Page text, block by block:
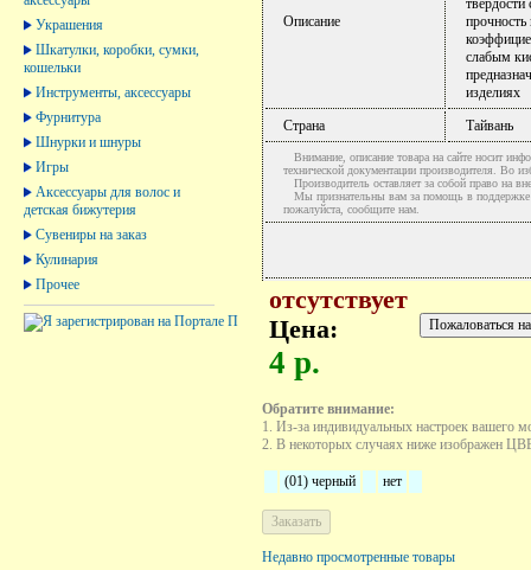
Украшения
Шкатулки, коробки, сумки,
кошельки
Инструменты, аксессуары
Фурнитура
Шнурки и шнуры
Игры
Аксессуары для волос и
детская бижутерия
Сувениры на заказ
Кулинария
Прочее
Описание
слабым
изделиях
Страна
Тайвань
Внимание, описание товара на сайте носит
технической документации производителя. Во
Производитель оставляет за собой право на
Мы признательны вам за помощь в поддержке
пожалуйста, сообщите нам.
отсутствует
Цена:
4 р.
Обратите внимание:
1. Из-за индивидуальных настроек вашего
2. В некоторых случаях ниже изображен
(01) черный нет
Недавно просмотренные товары